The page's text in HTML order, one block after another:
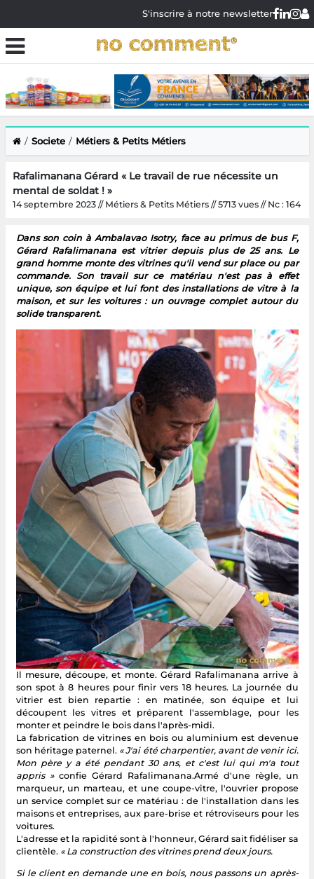
S'inscrire à notre newsletter
Societe Métiers & Petits Métiers
Rafalimanana Gérard « Le travail de rue nécessite un
mental de soldat ! »
14 septembre 2023 // Métiers & Petits Métiers // 5713 vues // Nc : 164
Dans son coin à Ambalavao Isotry, face au primus de bus F,
Gérard Rafalimanana est vitrier depuis plus de 25 ans. Le
grand homme monte des vitrines qu'il vend sur place ou par
commande. Son travail sur ce matériau n'est pas à effet
unique, son équipe et lui font des installations de vitre à la
maison, et sur les voitures : un ouvrage complet autour du
solide transparent.
Il mesure, découpe, et monte. Gérard Rafalimanana arrive à
son spot à 8 heures pour finir vers 18 heures. La journée du
vitrier est bien repartie : en matinée, son équipe et lui
découpent les vitres et préparent l'assemblage, pour les
monter et peindre le bois dans l'après-midi.
La fabrication de vitrines en bois ou aluminium est devenue
son héritage paternel. « J'ai été charpentier, avant de venir ici.
Mon père y a été pendant 30 ans, et c'est lui qui m'a tout
appris » confie Gérard Rafalimanana.Armé d'une règle, un
marqueur, un marteau, et une coupe-vitre, l'ouvrier propose
un service complet sur ce matériau : de l'installation dans les
maisons et entreprises, aux pare-brise et rétroviseurs pour les
voitures.
L'adresse et la rapidité sont à l'honneur, Gérard sait fidéliser sa
clientèle. « La construction des vitrines prend deux jours.
Si le client en demande une en bois, nous passons un après-